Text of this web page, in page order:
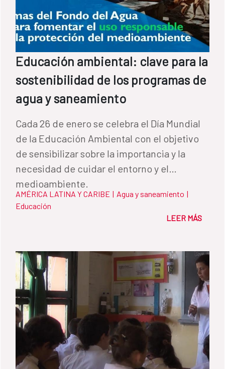
Educación ambiental: clave para la
sostenibilidad de los programas de
agua y saneamiento
Cada 26 de enero se celebra el Día Mundial
de la Educación Ambiental con el objetivo
de sensibilizar sobre la importancia y la
necesidad de cuidar el entorno y el
medioambiente.
AMÉRICA LATINA Y CARIBE | Agua y saneamiento |
Educación
LEER MÁS